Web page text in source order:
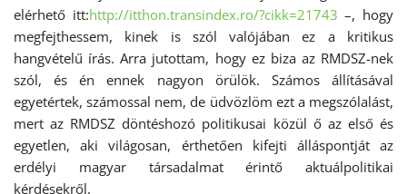
elérhető itt:http://itthon.transindex.ro/?cikk=21743 –, hogy
megfejthessem, kinek is szól valójában ez a kritikus
hangvételű írás. Arra jutottam, hogy ez biza az RMDSZ-nek
szól, és én ennek nagyon örülök. Számos állításával
egyetértek, számossal nem, de üdvözlöm ezt a megszólalást,
mert az RMDSZ döntéshozó politikusai közül ő az első és
egyetlen, aki világosan, érthetően kifejti álláspontját az
erdélyi magyar társadalmat érintő aktuálpolitikai
kérdésekről.